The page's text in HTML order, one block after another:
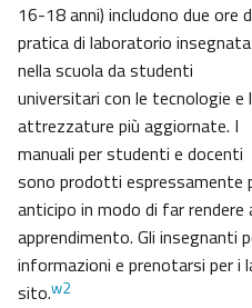
16-18 anni) includono due ore
pratica di laboratorio insegnata
nella scuola da studenti
universitari con le tecnologie e
attrezzature più aggiornate. I
manuali per studenti e docenti
sono prodotti espressamente
anticipo in modo di far rendere
apprendimento. Gli insegnanti
informazioni e prenotarsi per i
sito.w2